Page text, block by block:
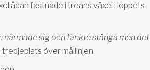
fastnade i treans växel i loppets
närmade sig och tänkte stänga men det
över mållinjen.